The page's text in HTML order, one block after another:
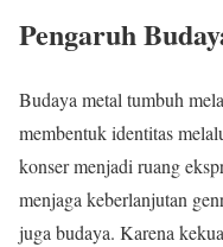
Pengaruh
Budaya metal tumbuh
membentuk identitas
konser menjadi ruang
menjaga keberlanjutan
juga budaya. Karena